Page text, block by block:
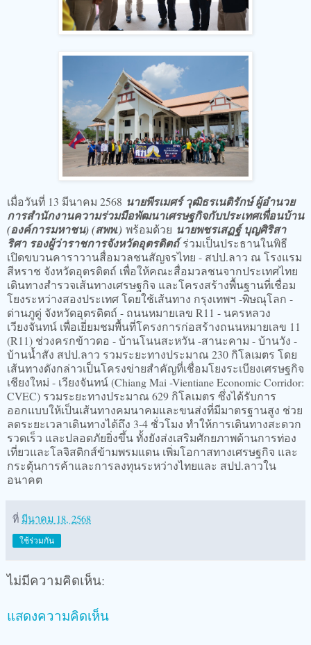
เมื่อวันที่ 13 มีนาคม 2568 นายพีรเมศร์ วุฒิธรเนติรักษ์ ผู้อำนวย
การสำนักงานความร่วมมือพัฒนาเศรษฐกิจกับประเทศเพื่อนบ้าน
(องค์การมหาชน) (สพพ.) พร้อมด้วย นายพชรเสฏฐ์ บุญศิริสา
ริศา รองผู้ว่าราชการจังหวัดอุตรดิตถ์ร่วมเป็นประธานในพิธี
เปิดขบวนคาราวานสื่อมวลชนสัญจรไทย - สปป.ลาว ณ โรงแรม
สีหราช จังหวัดอุตรดิตถ์ เพื่อให้คณะสื่อมวลชนจากประเทศไทย
เดินทางสำรวจเส้นทางเศรษฐกิจ และโครงสร้างพื้นฐานที่เชื่อม
โยงระหว่างสองประเทศ โดยใช้เส้นทาง กรุงเทพฯ -พิษณุโลก -
ด่านภูดู่ จังหวัดอุตรดิตถ์ - ถนนหมายเลข R11 - นครหลวง
เวียงจันทน์ เพื่อเยี่ยมชมพื้นที่โครงการก่อสร้างถนนหมายเลข 11
(R11) ช่วงครกข้าวดอ - บ้านโนนสะหวัน -สานะคาม - บ้านวัง -
บ้านน้ำสัง สปป.ลาว รวมระยะทางประมาณ 230 กิโลเมตร โดย
เส้นทางดังกล่าวเป็นโครงข่ายสำคัญที่เชื่อมโยงระเบียงเศรษฐกิจ
เชียงใหม่ - เวียงจันทน์ (Chiang Mai -Vientiane Economic Corridor:
CVEC) รวมระยะทางประมาณ 629 กิโลเมตร ซึ่งได้รับการ
ออกแบบให้เป็นเส้นทางคมนาคมและขนส่งที่มีมาตรฐานสูง ช่วย
ลดระยะเวลาเดินทางได้ถึง 3-4 ชั่วโมง ทำให้การเดินทางสะดวก
รวดเร็ว และปลอดภัยยิ่งขึ้น ทั้งยังส่งเสริมศักยภาพด้านการท่อง
เที่ยวและโลจิสติกส์ข้ามพรมแดน เพิ่มโอกาสทางเศรษฐกิจ และ
กระตุ้นการค้าและการลงทุนระหว่างไทยและ สปป.ลาวใน
อนาคต
ที่ มีนาคม 18, 2568
ใช้ร่วมกัน
ไม่มีความคิดเห็น:
แสดงความคิดเห็น